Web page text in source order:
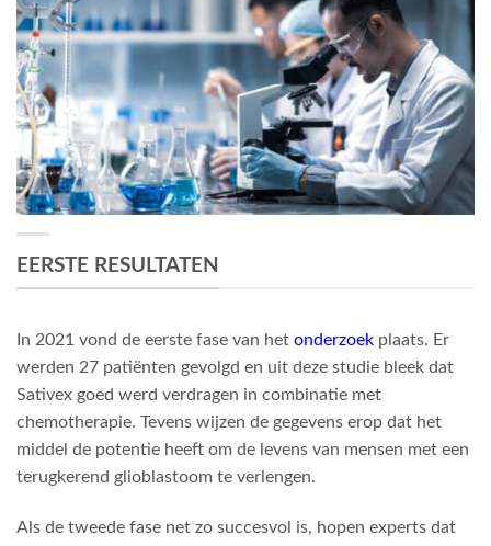
EERSTE RESULTATEN
In 2021 vond de eerste fase van het onderzoek plaats. Er
werden 27 patiënten gevolgd en uit deze studie bleek dat
Sativex goed werd verdragen in combinatie met
chemotherapie. Tevens wijzen de gegevens erop dat het
middel de potentie heeft om de levens van mensen met een
terugkerend glioblastoom te verlengen.
Als de tweede fase net zo succesvol is, hopen experts dat